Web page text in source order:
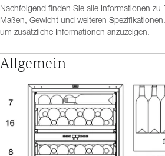
Nachfolgend finden Sie alle Informationen zu
Maßen, Gewicht und weiteren
um zusätzliche Informationen anzuzeigen.
Allgemein